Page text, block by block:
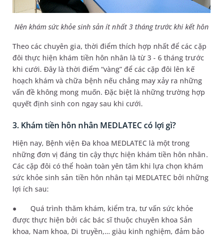
Nên khám sức khỏe sinh sản ít nhất 3 tháng trước khi kết hôn
Theo các chuyên gia, thời điểm thích hợp nhất để các cặp
đôi thực hiện khám tiền hôn nhân là từ 3 - 6 tháng trước
khi cưới. Đây là thời điểm “vàng” để các cặp đôi lên kế
hoạch khám và chữa bệnh nếu chẳng may xảy ra những
vấn đề không mong muốn. Đặc biệt là những trường hợp
quyết định sinh con ngay sau khi cưới.
3. Khám tiền hôn nhân MEDLATEC có lợi gì?
Hiện nay, Bệnh viện Đa khoa MEDLATEC là một trong
những đơn vị đáng tin cậy thực hiện khám tiền hôn nhân.
Các cặp đôi có thể hoàn toàn yên tâm khi lựa chọn khám
sức khỏe sinh sản tiền hôn nhân tại MEDLATEC bởi những
lợi ích sau:
●
Quá trình thăm khám, kiểm tra, tư vấn sức khỏe
được thực hiện bởi các bác sĩ thuộc chuyên khoa Sản
khoa, Nam khoa, Di truyền,… giàu kinh nghiệm, đảm bảo